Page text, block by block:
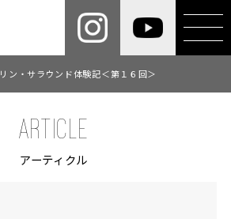
リン・サラウンド体験記＜第１６回＞
ARTICLE
アーティクル